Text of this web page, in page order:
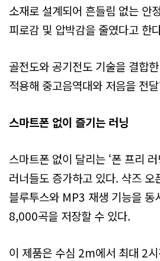
소재로 설계되어 흔들림 없는 안
피로감 및 압박감을 줄였다고 한
골전도와 공기전도 기술을 결합
적용해 중고음역대와 저음을 전
스마트폰 없이 즐기는 러닝
스마트폰 없이 달리는 ‘폰 프리
러너들도 증가하고 있다. 샥즈 오
블루투스와 MP3 재생 기능을 동
8,000곡을 저장할 수 있다.
이 제품은 수심 2m에서 최대 2